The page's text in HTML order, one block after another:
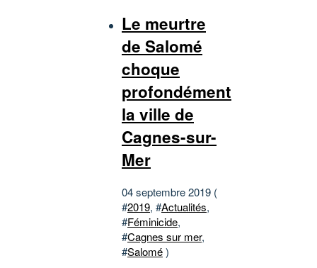
Le meurtre
de Salomé
choque
profondément
la ville de
Cagnes-sur-
Mer
04 septembre 2019 (
#2019, #Actualités,
#Féminicide,
#Cagnes sur mer,
#Salomé)